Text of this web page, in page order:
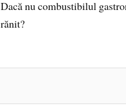
Dacă nu combustibilul
rănit?